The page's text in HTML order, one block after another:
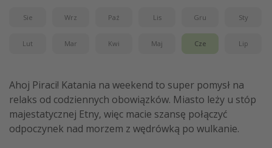
Sie Wrz Paź Lis Gru Sty
Lut Mar Kwi Maj Cze Lip
Ahoj Piraci! Katania na weekend to super pomysł na
relaks od codziennych obowiązków. Miasto leży u stóp
majestatycznej Etny, więc macie szansę połączyć
odpoczynek nad morzem z wędrówką po wulkanie.